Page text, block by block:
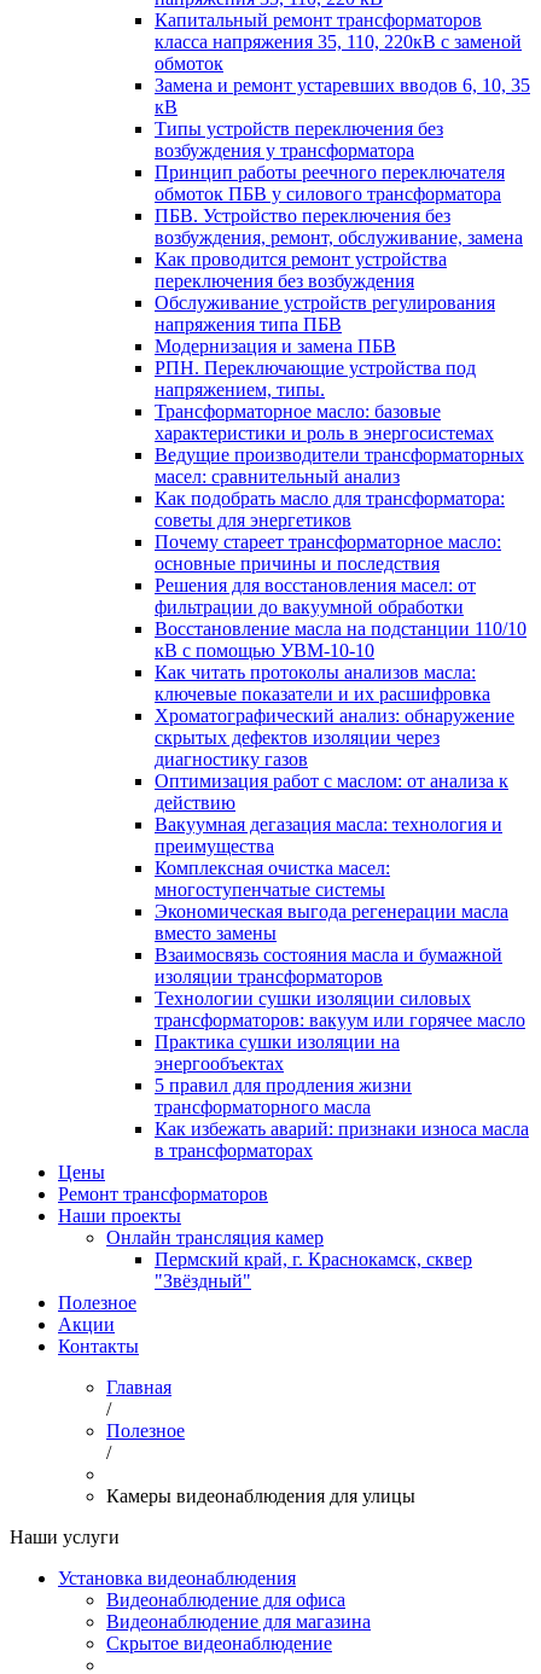
Капитальный ремонт трансформаторов
класса напряжения 35, 110, 220кВ с заменой
обмоток
Замена и ремонт устаревших вводов 6, 10, 35
кВ
Типы устройств переключения без
возбуждения у трансформатора
Принцип работы реечного переключателя
обмоток ПБВ у силового трансформатора
ПБВ. Устройство переключения без
возбуждения, ремонт, обслуживание, замена
Как проводится ремонт устройства
переключения без возбуждения
Обслуживание устройств регулирования
напряжения типа ПБВ
Модернизация и замена ПБВ
РПН. Переключающие устройства под
напряжением, типы.
Трансформаторное масло: базовые
характеристики и роль в энергосистемах
Ведущие производители трансформаторных
масел: сравнительный анализ
Как подобрать масло для трансформатора:
советы для энергетиков
Почему стареет трансформаторное масло:
основные причины и последствия
Решения для восстановления масел: от
фильтрации до вакуумной обработки
Восстановление масла на подстанции 110/10
кВ с помощью УВМ-10-10
Как читать протоколы анализов масла:
ключевые показатели и их расшифровка
Хроматографический анализ: обнаружение
скрытых дефектов изоляции через
диагностику газов
Оптимизация работ с маслом: от анализа к
действию
Вакуумная дегазация масла: технология и
преимущества
Комплексная очистка масел:
многоступенчатые системы
Экономическая выгода регенерации масла
вместо замены
Взаимосвязь состояния масла и бумажной
изоляции трансформаторов
Технологии сушки изоляции силовых
трансформаторов: вакуум или горячее масло
Практика сушки изоляции на
энергообъектах
5 правил для продления жизни
трансформаторного масла
Как избежать аварий: признаки износа масла
в трансформаторах
Цены
Ремонт трансформаторов
Наши проекты
Онлайн трансляция камер
Пермский край, г. Краснокамск, сквер
"Звёздный"
Полезное
Акции
Контакты
Главная
/
Полезное
/
Камеры видеонаблюдения для улицы
Наши услуги
Установка видеонаблюдения
Видеонаблюдение для офиса
Видеонаблюдение для магазина
Скрытое видеонаблюдение